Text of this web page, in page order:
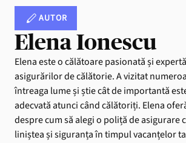
AUTOR
Elena Ionescu
Elena este o călătoare pasionată și
asigurărilor de călătorie. A vizitat
întreaga lume și știe cât de importantă
adecvată atunci când călătoriți. Elena
despre cum să alegi o poliță de asigurare
liniștea și siguranța în timpul vacanțelor